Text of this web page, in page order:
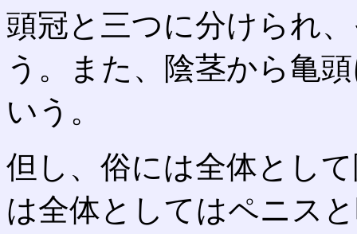
頭冠と三つに分けられ
う。また、陰茎から亀
いう。
但し、俗には全体とし
は全体としてはペニス